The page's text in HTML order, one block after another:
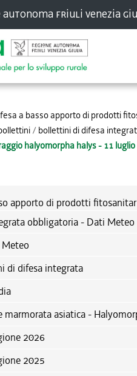
autonoma Friuli Venezia
a basso apporto di prodotti
/ bollettini di difesa
halyomorpha halys - 11
apporto di prodotti
obbligatoria - Dati
Meteo
di difesa integrata
marmorata asiatica -
2026
2025